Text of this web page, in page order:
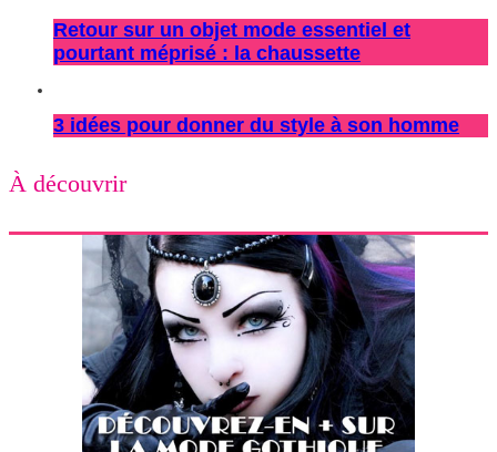
Retour sur un objet mode essentiel et
pourtant méprisé : la chaussette
3 idées pour donner du style à son homme
À découvrir